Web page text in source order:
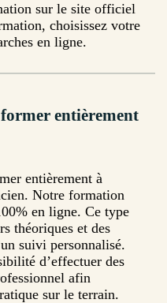
sur le site officiel
choisissez votre
en ligne.
entièrement
entièrement à
Notre formation
en ligne. Ce type
théoriques et des
suivi personnalisé.
d’effectuer des
afin
sur le terrain.